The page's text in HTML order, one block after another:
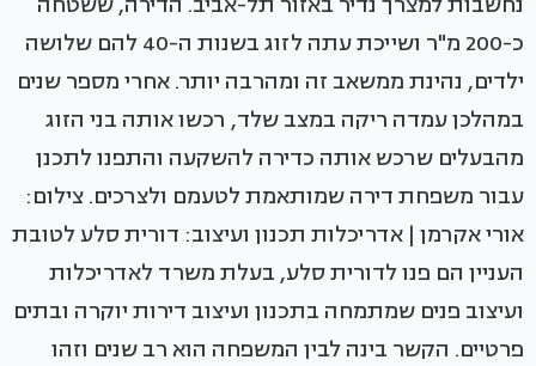
כ-200 מ"ר ושייכת עתה לזוג בשנות ה-40 להם שלושה
ילדים, נהינת ממשאב זה ומהרבה יותר. אחרי מספר שנים
במהלכן עמדה ריקה במצב שלד, רכשו אותה בני הזוג
מהבעלים שרכש אותה כדירה להשקעה והתפנו לתכנן
עבור משפחת דירה שמותאמת לטעמם ולצרכים. צילום:
אורי אקרמן | אדריכלות תכנון ועיצוב: דורית סלע לטובת
העניין הם פנו לדורית סלע, בעלת משרד לאדריכלות
ועיצוב פנים שמתמחה בתכנון ועיצוב דירות יוקרה ובתים
פרטיים. הקשר בינה לבין המשפחה הוא רב שנים וזהו